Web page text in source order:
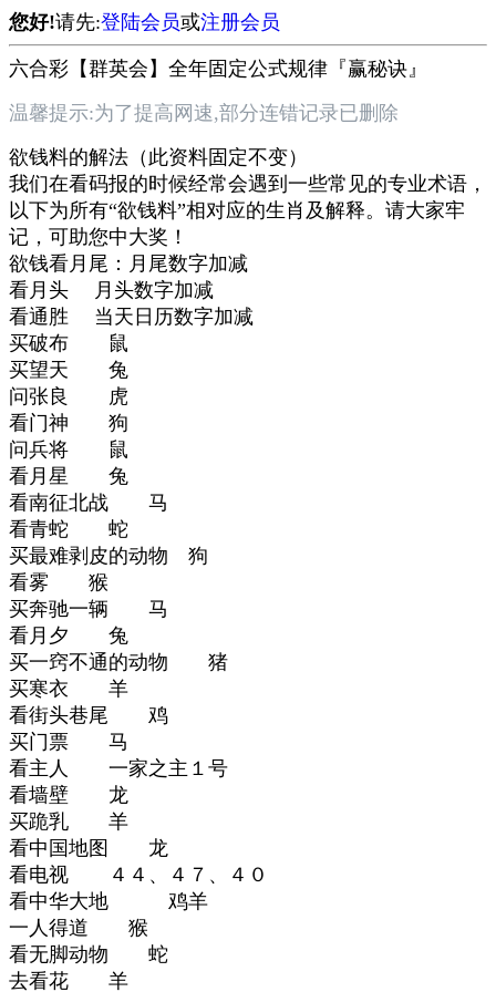
您好!请先:登陆会员或注册会员
六合彩【群英会】全年固定公式规律『赢秘诀』
温馨提示:为了提高网速,部分连错记录已删除
欲钱料的解法（此资料固定不变）
我们在看码报的时候经常会遇到一些常见的专业术语，
以下为所有“欲钱料”相对应的生肖及解释。请大家牢
记，可助您中大奖！
欲钱看月尾：月尾数字加减
看月头 月头数字加减
看通胜 当天日历数字加减
买破布 鼠
买望天 兔
问张良 虎
看门神 狗
问兵将 鼠
看月星 兔
看南征北战 马
看青蛇 蛇
买最难剥皮的动物 狗
看雾 猴
买奔驰一辆 马
看月夕 兔
买一窍不通的动物 猪
买寒衣 羊
看街头巷尾 鸡
买门票 马
看主人 一家之主１号
看墙壁 龙
买跪乳 羊
看中国地图 龙
看电视 ４４、４７、４０
看中华大地 鸡羊
一人得道 猴
看无脚动物 蛇
去看花 羊